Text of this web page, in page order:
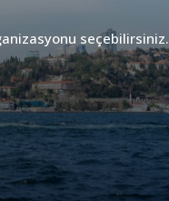
seçebilirsiniz.